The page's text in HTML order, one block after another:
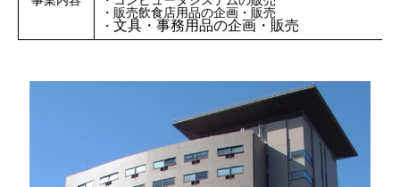
・販売飲食店用品の企画・販売
・ 文具・事務用品の企画・販売